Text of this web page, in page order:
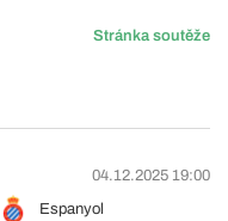
Stránka soutěže
04.12.2025 19:00
Espanyol